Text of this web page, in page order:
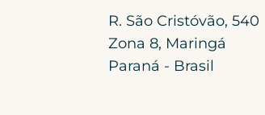
R. São Cristóvão, 540
Zona 8, Maringá
Paraná - Brasil